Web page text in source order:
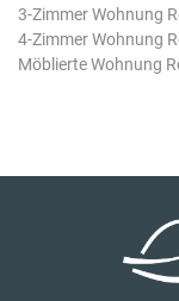
3-Zimmer Wohnung
4-Zimmer Wohnung
Möblierte Wohnung